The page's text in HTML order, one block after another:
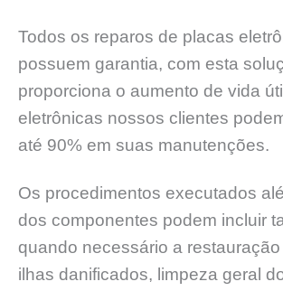
Todos os reparos de placas
possuem garantia, com esta
proporciona o aumento de vida
eletrônicas nossos clientes
até 90% em suas manutenções.
Os procedimentos executados
dos componentes podem incluir
quando necessário a
ilhas danificados, limpeza geral